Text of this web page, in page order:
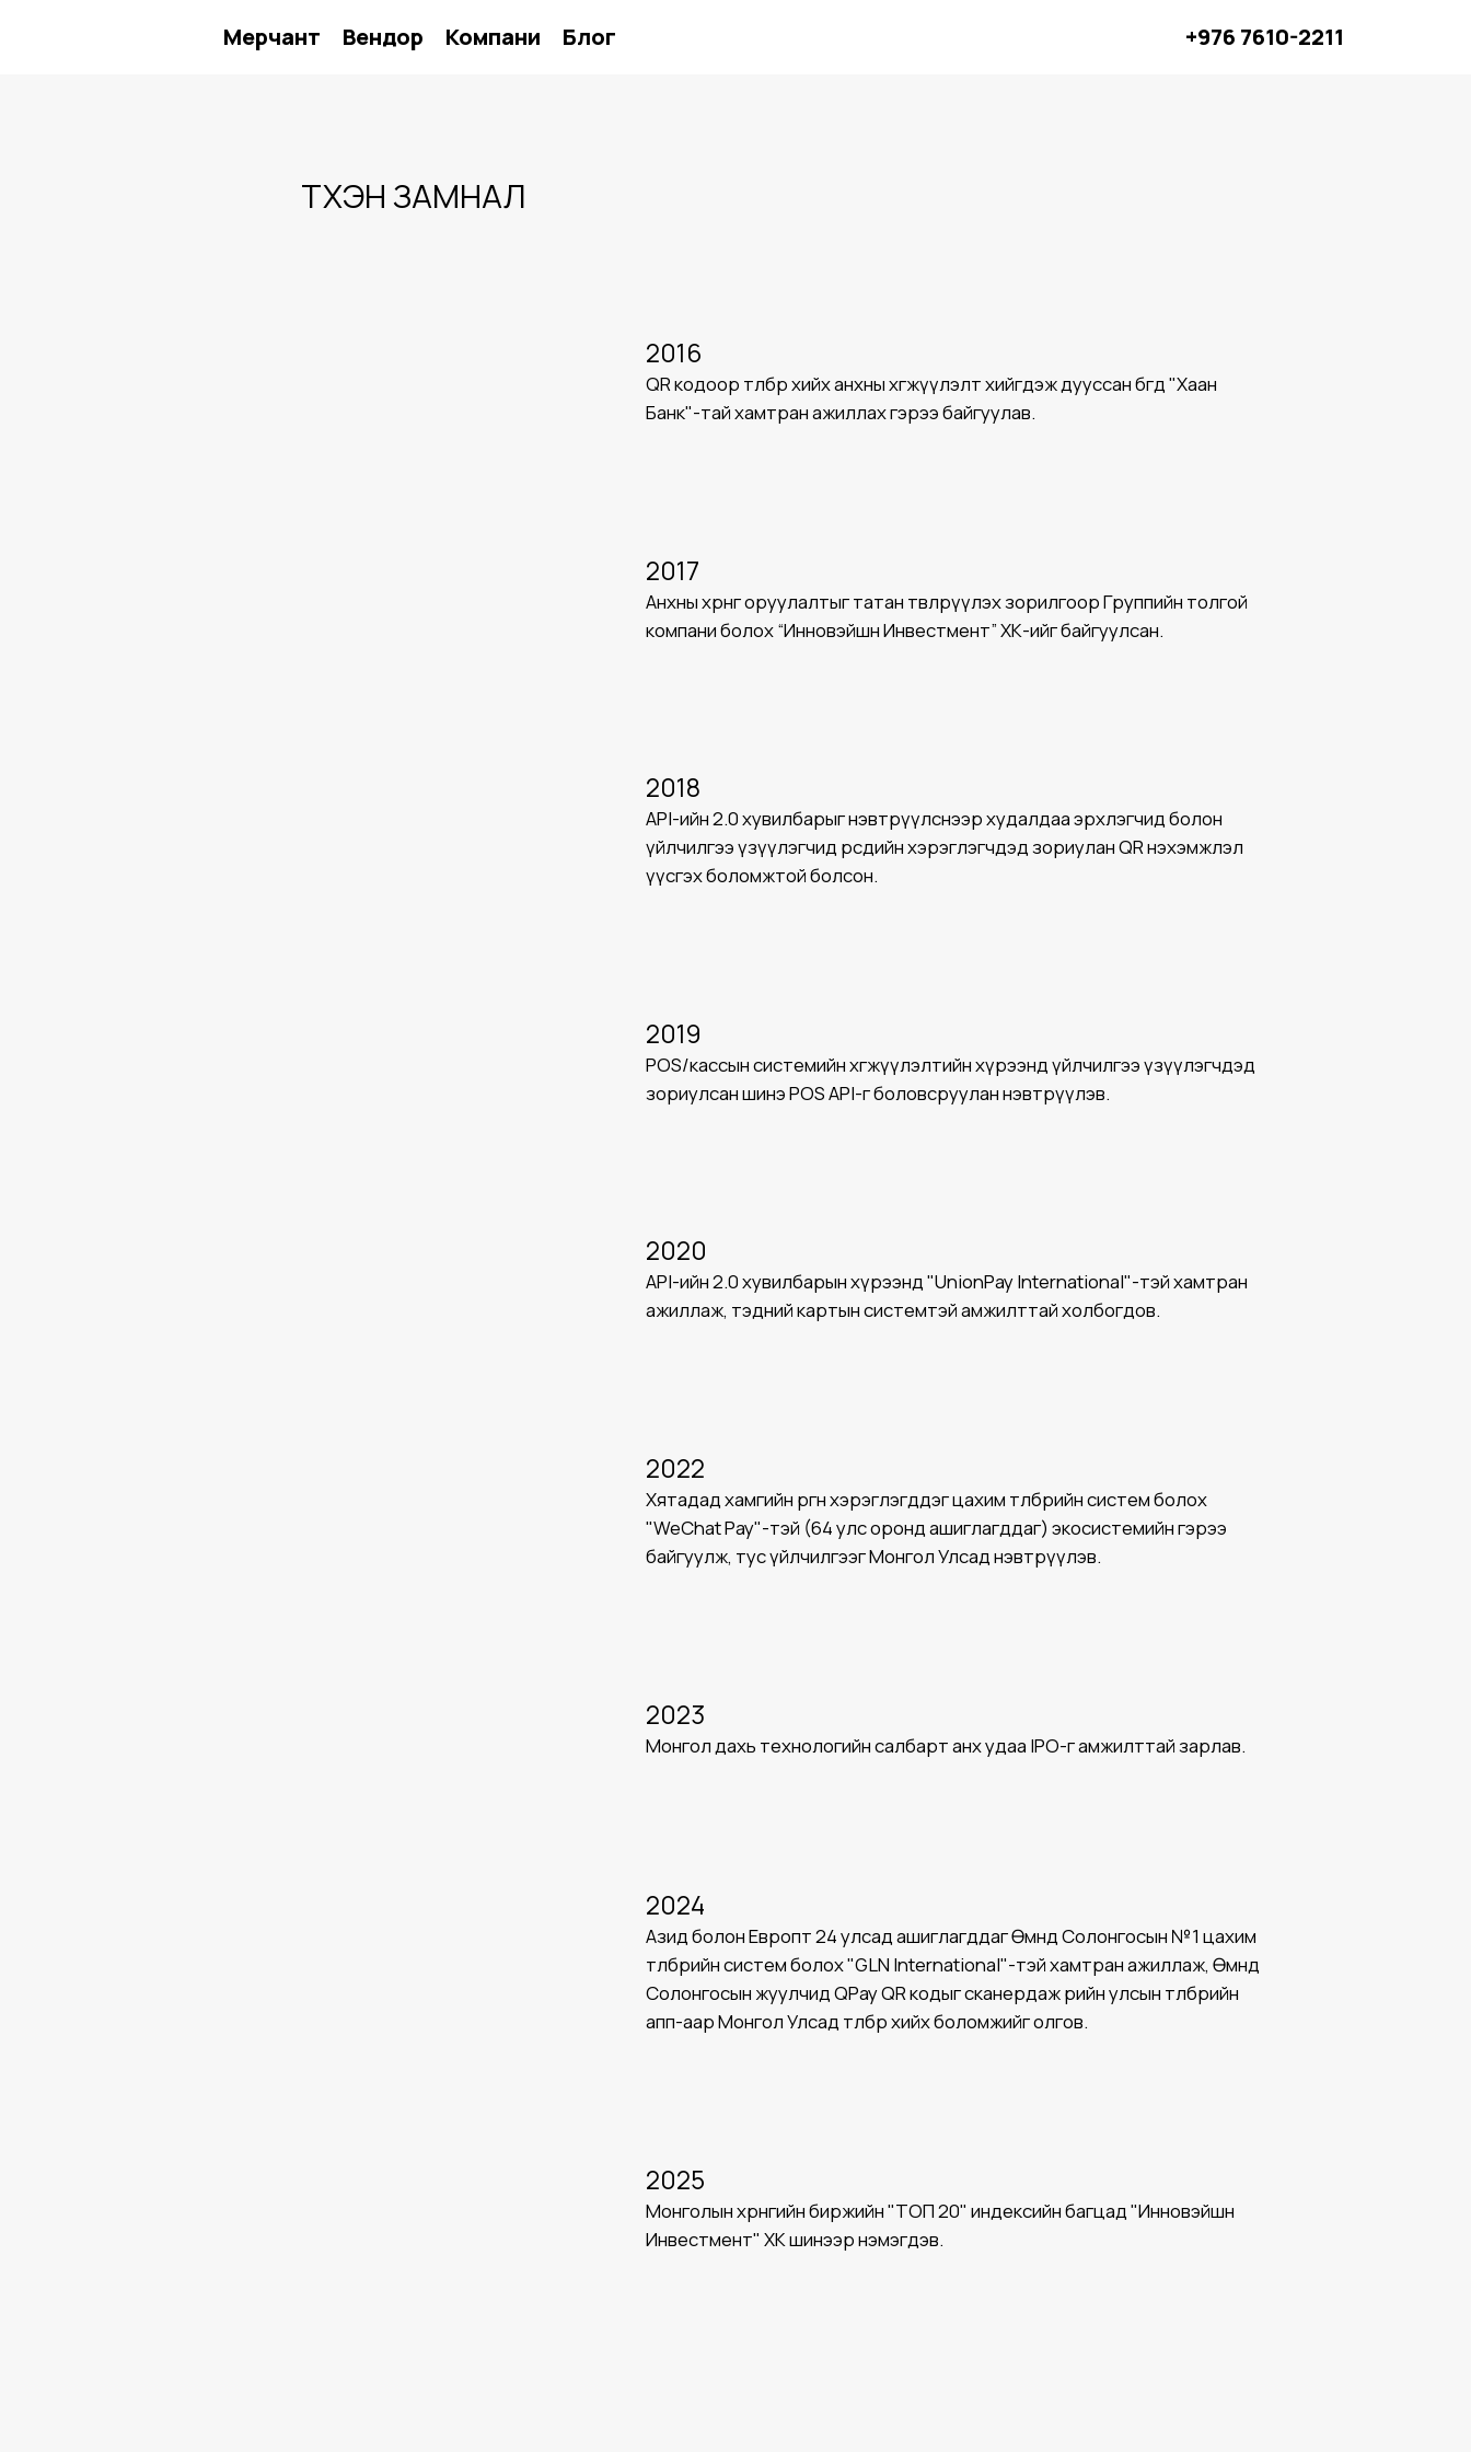
+976 7610-2211
Мерчант Вендор Компани Блог
ТҮҮХЭН ЗАМНАЛ
2016
QR кодоор төлбөр хийх анхны хөгжүүлэлт хийгдэж дууссан бөгөөд "Хаан
Банк"-тай хамтран ажиллах гэрээ байгуулав.
2017
Анхны хөрөнгө оруулалтыг татан төвлөрүүлэх зорилгоор Группийн толгой
компани болох “Инновэйшн Инвестмент” ХК-ийг байгуулсан.
2018
API-ийн 2.0 хувилбарыг нэвтрүүлснээр худалдаа эрхлэгчид болон
үйлчилгээ үзүүлэгчид өөрсдийн хэрэглэгчдэд зориулан QR нэхэмжлэл
үүсгэх боломжтой болсон.
2019
POS/кассын системийн хөгжүүлэлтийн хүрээнд үйлчилгээ үзүүлэгчдэд
зориулсан шинэ POS API-г боловсруулан нэвтрүүлэв.
2020
API-ийн 2.0 хувилбарын хүрээнд "UnionPay International"-тэй хамтран
ажиллаж, тэдний картын системтэй амжилттай холбогдов.
2022
Хятадад хамгийн өргөн хэрэглэгддэг цахим төлбөрийн систем болох
"WeChat Pay"-тэй (64 улс оронд ашиглагддаг) экосистемийн гэрээ
байгуулж, тус үйлчилгээг Монгол Улсад нэвтрүүлэв.
2023
Монгол дахь технологийн салбарт анх удаа IPO-г амжилттай зарлав.
2024
Азид болон Европт 24 улсад ашиглагддаг Өмнөд Солонгосын №1 цахим
төлбөрийн систем болох "GLN International"-тэй хамтран ажиллаж, Өмнөд
Солонгосын жуулчид QPay QR кодыг сканердаж өөрийн улсын төлбөрийн
апп-аар Монгол Улсад төлбөр хийх боломжийг олгов.
2025
Монголын хөрөнгийн биржийн "ТОП 20" индексийн багцад "Инновэйшн
Инвестмент" ХК шинээр нэмэгдэв.